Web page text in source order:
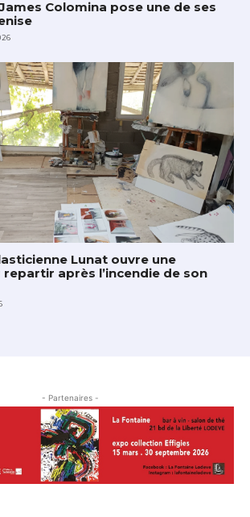
Colomina pose une de ses
Lunat ouvre une
après l’incendie de son
- Partenaires -